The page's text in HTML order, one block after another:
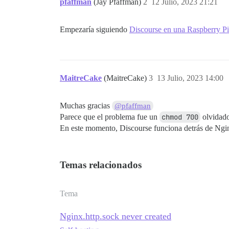
## Establezca db_shared_buffers en un
  #db_shared_buffers: "256MB"
  #version: tests-passed
  LC_ALL: en_US.UTF-8
  LANG: en_US.UTF-8
  LANGUAGE: en_US.UTF-8
  # DISCOURSE_DEFAULT_LOCALE: en
## ¿Cuántas solicitudes web
## Requerido. Discourse no funcionará
DISCOURSE_HOSTNAME:
pfaffman (Jay Pfaffman) 12 Julio, 2023 21:21
2
Empezaría siguiendo Discourse en una Raspberry
MaitreCake (MaitreCake) 13 Julio, 2023 14:00
3
Muchas gracias @pfaffman
Parece que el problema fue un chmod 700
En este momento, Discourse funciona detrás de
Temas relacionados
Tema
Nginx.http.sock never created